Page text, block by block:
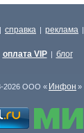
| справка | реклама |
оплата VIP | блог
2026 ООО « Инфон »